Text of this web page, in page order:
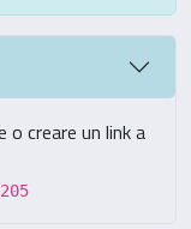
creare un link a